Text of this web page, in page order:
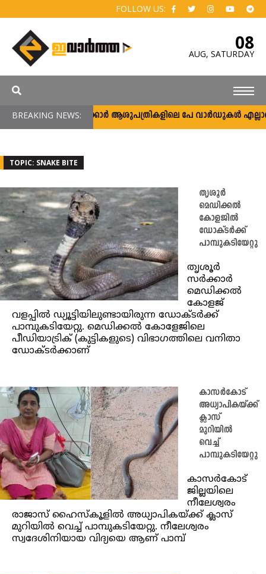
FOLLOW US:
08
AUG, SATURDAY
BREAKING NEWS:സർക്കാർ ആശുപത്രികളിലെ പേ വാർഡുകൾ
TOPIC: SNAKE BITE
തൃശൂർ
മെഡിക്കൽ
കോളജിൽ
ഡോക്ടർക്ക്
പാമ്പുകടിയേറ്റു
തൃശൂർ
സർക്കാർ
മെഡിക്കൽ
കോളജ്
വളപ്പിൽ ഡ്യൂട്ടിയിലുണ്ടായിരുന്ന ഡോക്ടർക്ക്
പാമ്പുകടിയേറ്റു. മെഡിക്കൽ കോളേജിലെ
പീഡിയാട്രിക് (കുട്ടികളുടെ) വിഭാഗത്തിലെ വനിതാ
ഡോക്ടർക്കാണ്
കാസർകോട്
അധ്യാപികയ്ക്ക്
ക്ലാസ്
മുറിയില്‍
വെച്ച്
പാമ്പുകടിയേറ്റു
കാസര്‍കോട്
ജില്ലയിലെ
നീലേശ്വരം
രാജാസ് ഹൈസ്‌കൂളിൽ അധ്യാപികയ്ക്ക് ക്ലാസ്
മുറിയില്‍ വെച്ച് പാമ്പുകടിയേറ്റു. നീലേശ്വരം
സ്വദേശിനിയായ വിദ്യയെ ആണ് പാമ്പ്